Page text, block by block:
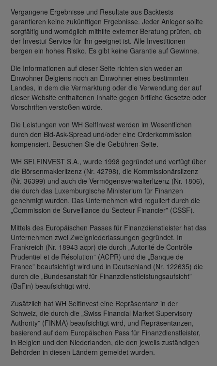
Vergangene Ergebnisse und Resultate aus Backtests
garantieren keine zukünftigen Ergebnisse. Jeder Anleger sollte
sorgfältig und womöglich mithilfe externer Beratung prüfen, ob
der Investui Service für ihn geeignet ist. Alle Investitionen
bergen ein hohes Risiko. Es gibt keine Garantie auf Gewinne.
Die Informationen auf dieser Seite richten sich weder an
Einwohner Belgiens noch an Einwohner eines bestimmten
Landes, in dem die Vermarktung oder die Verwendung der auf
dieser Website enthaltenen Inhalte gegen örtliche Gesetze oder
Vorschriften verstoßen würde.
Die Leistungen von WH SelfInvest werden im Wesentlichen
durch den Bid-Ask-Spread und/oder eine Orderkommission
kompensiert. Besuchen Sie die Gebühren-Seite.
WH SELFINVEST S.A., wurde 1998 gegründet und verfügt über
die Börsenmaklerlizenz (Nr. 42798), die Kommissionärslizenz
(Nr. 36399) und auch die Vermögensverwalterlizenz (Nr. 1806),
die durch das Luxemburgische Ministerium für Finanzen
genehmigt wurden. Das Unternehmen wird reguliert durch die
„Commission de Surveillance du Secteur Financier” (CSSF).
Mittels des Europäischen Passes für Finanzdienstleister hat das
Unternehmen zwei Zweigniederlassungen gegründet. In
Frankreich (Nr. 18943 acpr) die durch „Autorité de Contrôle
Prudentiel et de Résolution” (ACPR) und die „Banque de
France” beaufsichtigt wird und in Deutschland (Nr. 122635) die
durch die „Bundesanstalt für Finanzdienstleistungsaufsicht”
(BaFin) beaufsichtigt wird.
Zusätzlich hat WH SelfInvest eine Repräsentanz in der
Schweiz, die durch die „Swiss Financial Market Supervisory
Authority” (FINMA) beaufsichtigt wird, und Repräsentanzen,
basierend auf dem Europäischen Pass für Finanzdienstleister,
in Belgien und den Niederlanden, die den jeweils zuständigen
Behörden in diesen Ländern gemeldet wurden.